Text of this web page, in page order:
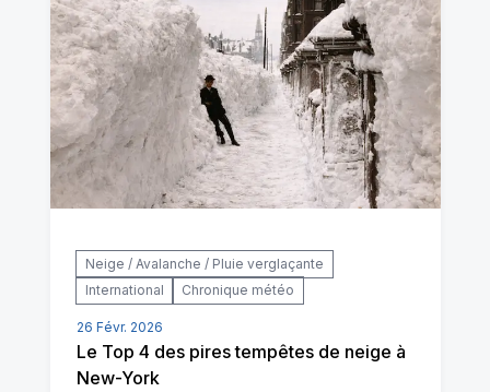
Neige / Avalanche / Pluie verglaçante
International
Chronique météo
26 Févr. 2026
Le Top 4 des pires tempêtes de neige à
New-York